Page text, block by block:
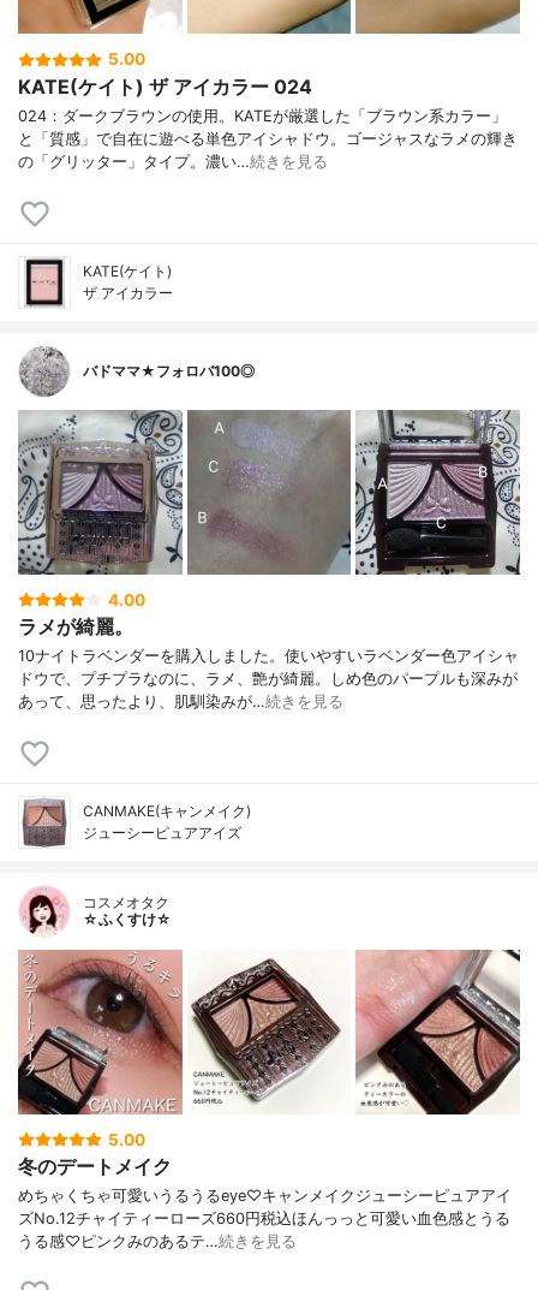
5.00
KATE(ケイト) ザ アイカラー 024
024：ダークブラウンの使用。KATEが厳選した「ブラウン系カラー」
と「質感」で自在に遊べる単色アイシャドウ。ゴージャスなラメの輝き
の「グリッター」タイプ。濃い…続きを見る
KATE(ケイト)
ザ アイカラー
バドママ★フォロバ100◎
4.00
ラメが綺麗。
10ナイトラベンダーを購入しました。使いやすいラベンダー色アイシャ
ドウで、プチプラなのに、ラメ、艶が綺麗。しめ色のパープルも深みが
あって、思ったより、肌馴染みが…続きを見る
CANMAKE(キャンメイク)
ジューシーピュアアイズ
コスメオタク
☆ふくすけ☆
5.00
冬のデートメイク
めちゃくちゃ可愛いうるうるeye♡キャンメイクジューシーピュアアイ
ズNo.12チャイティーローズ660円税込ほんっっと可愛い血色感とうる
うる感♡ピンクみのあるテ…続きを見る